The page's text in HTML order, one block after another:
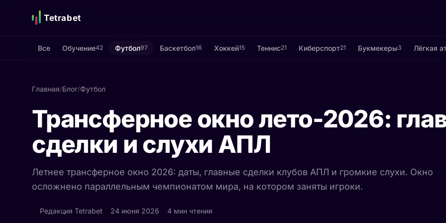
Tetrabet
Все Обучение42 Футбол97 Баскетбол16 Хоккей15 Теннис21 Киберспорт21 Букмекеры3 Лёгкая
Главная/Блог/Футбол
Трансферное окно лето-2026:
сделки и слухи АПЛ
Летнее трансферное окно 2026: даты, главные сделки клубов АПЛ и громкие слухи. Окно
осложнено параллельным чемпионатом мира, на котором заняты игроки.
Редакция Tetrabet 24 июня 2026 4 мин чтения